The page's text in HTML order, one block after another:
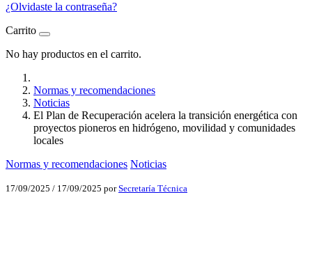
¿Olvidaste la contraseña?
Carrito
No hay productos en el carrito.
Normas y recomendaciones
Noticias
El Plan de Recuperación acelera la transición energética con
proyectos pioneros en hidrógeno, movilidad y comunidades
locales
Normas y recomendaciones Noticias
17/09/2025 / 17/09/2025 porSecretaría Técnica